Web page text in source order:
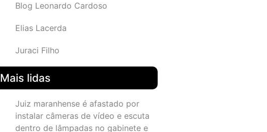
Blog Leonardo Cardoso
Elias Lacerda
Juraci Filho
Mais lidas
Juiz maranhense é afastado por
instalar câmeras de vídeo e escuta
dentro de lâmpadas no gabinete e